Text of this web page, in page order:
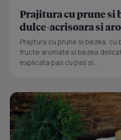
Prajitura cu prune si
dulce-acrisoara si
Prajitura cu prune si bezea, cu
fructe aromate si bezea
explicata pas cu pas si...